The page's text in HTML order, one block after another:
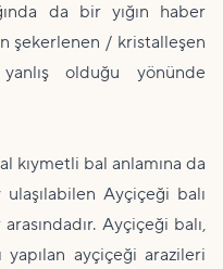
da bir yığın haber
şekerlenen / kristalleşen
olduğu yönünde
kıymetli bal anlamına da
Ayçiçeği balı
Ayçiçeği balı,
ayçiçeği arazileri